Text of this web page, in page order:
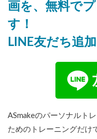
画を、無料で
す！
LINE友だち追
ASmakeのパーソナルト
ためのトレーニングだけ